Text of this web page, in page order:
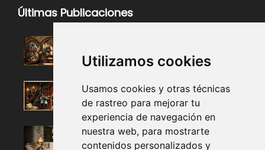
Utilizamos cookies
Usamos cookies y otras técnicas
de rastreo para mejorar tu
experiencia de navegación en
nuestra web, para mostrarte
contenidos personalizados y
Últimas Publicaciones